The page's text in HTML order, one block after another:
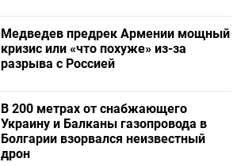
Медведев предрек Армении мощный
кризис или «что похуже» из-за
разрыва с Россией
В 200 метрах от снабжающего
Украину и Балканы газопровода в
Болгарии взорвался неизвестный
дрон